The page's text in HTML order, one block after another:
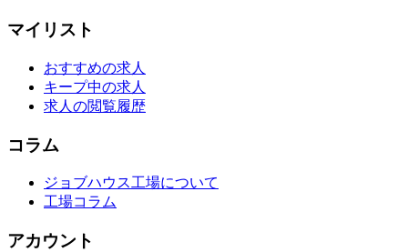
マイリスト
おすすめの求人
キープ中の求人
求人の閲覧履歴
コラム
ジョブハウス工場について
工場コラム
アカウント